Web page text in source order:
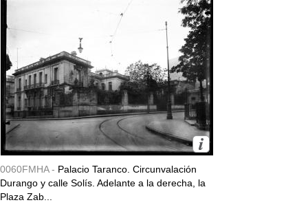
0060FMHA - Palacio Taranco. Circunvalación
Durango y calle Solís. Adelante a la derecha, la
Plaza Zab...